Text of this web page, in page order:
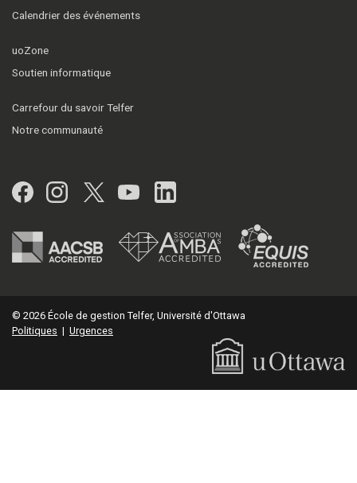
Calendrier des événements
uoZone
Soutien informatique
Carrefour du savoir Telfer
Notre communauté
Facebook
Instagram
Twitter
YouTubeLinkedIn
© 2026 École de gestion Telfer, Université d'Ottawa
Politiques | Urgences